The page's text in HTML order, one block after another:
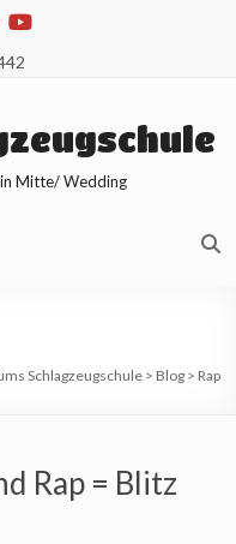
Mitte/ Wedding
Schlagzeugschule> Blog> Rap
Rap = Blitz